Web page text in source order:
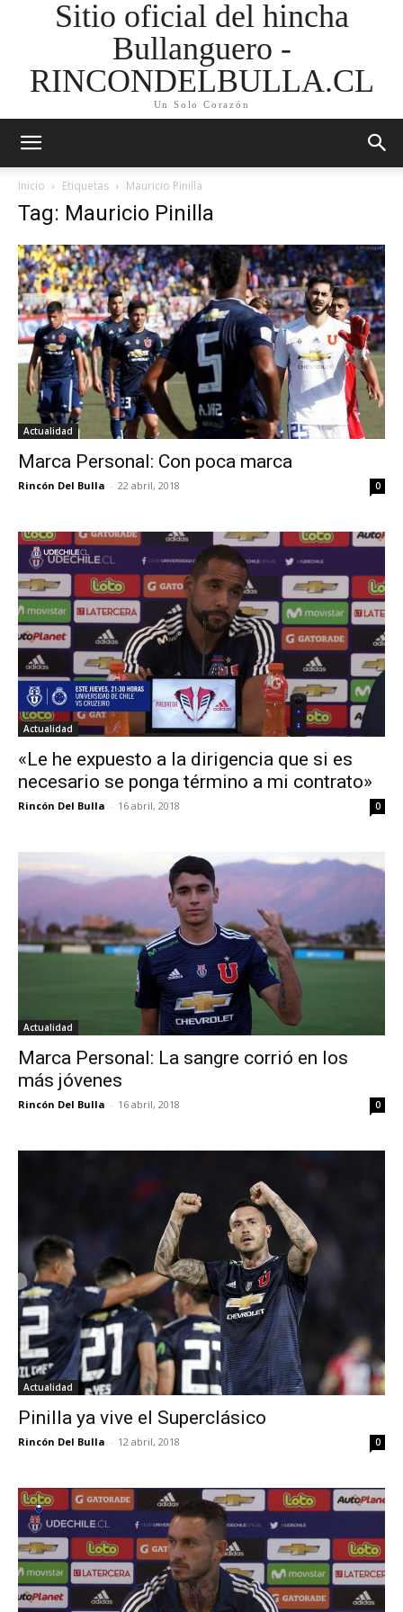
Sitio oficial del hincha
Bullanguero -
RINCONDELBULLA.CL
Un Solo Corazón
Inicio Etiquetas Mauricio Pinilla
Tag: Mauricio Pinilla
Actualidad
Marca Personal: Con poca marca
Rincón Del Bulla - 22 abril, 2018 0
Actualidad
«Le he expuesto a la dirigencia que si es
necesario se ponga término a mi contrato»
Rincón Del Bulla - 16 abril, 2018 0
Actualidad
Marca Personal: La sangre corrió en los
más jóvenes
Rincón Del Bulla - 16 abril, 2018 0
Actualidad
Pinilla ya vive el Superclásico
Rincón Del Bulla - 12 abril, 2018 0